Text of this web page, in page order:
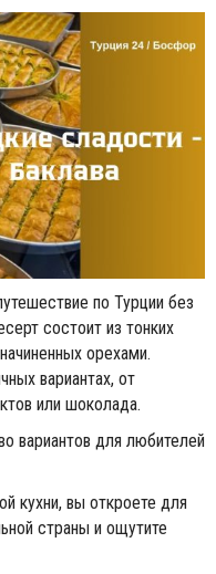
по Турции без
состоит из тонких
орехами.
вариантах, от
или шоколада.
вариантов для любителей
кухни, вы откроете для
страны и ощутите